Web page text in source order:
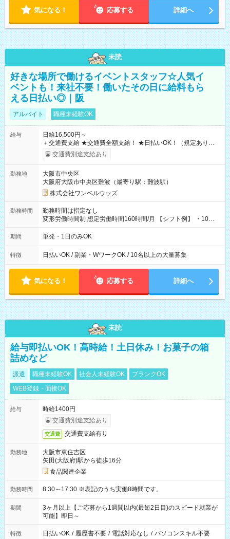
気になる！ 応募する 詳細へ
未読
好きな場所で働けるイベントスタッフ☆人気イ
ベントも！来社不要！働いたその日に給料もら
える日払い◎｜阪
アルバイト 職種未経験OK
給与
日給16,500円～
＋交通費支給 ★交通費全額支給！ ★日払いOK！（規定あり） ┗
働いたその日に現金GET♪ お仕事後はコンビニATMから 日払
交通費別途支給あり
勤務地
大阪市中央区
大阪府大阪市中央区難波（最寄り駅：難波駅）
株式会社ワンベルウッズ
勤務時間
勤務時間は指定なし
変形労働時間制 想定労働時間160時間/月 【シフト例】 ・10：
00～20：00
期間 単発・1日のみOK
特徴 日払いOK / 副業・WワークOK / 10名以上の大量募集
気になる！ 応募する 詳細へ
未読
給与即払いOK！高時給！土日休み！お菓子の箱
詰めなど
派遣 職種未経験OK 社会人未経験OK
ブランクOK
WEB登録・面接OK
給与
時給1400円
交通費別途支給あり
交通費 交通費支給有り
勤務地
大阪市東住吉区
矢田(大阪府)駅から徒歩16分
食品関連企業
勤務時間 8:30～17:30 ※表記のうち実働8時間です。
期間
3ヶ月以上【ご応募から1週間以内(最短2日目)のスピード就業が
可能】即日～
特徴 日払いOK / 履歴書不要 / 電話対応なし / パソコンスキル不要